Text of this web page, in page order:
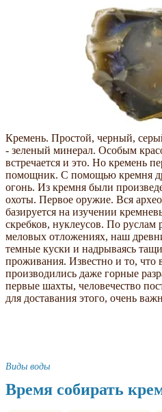
Кремень. Простой, черный,
- зеленый минерал. Особым
встречается и это. Но кремень
помощник. С помощью кремня
огонь. Из кремня были
охоты. Первое оружие. Вся
базируется на изучении
скребков, нуклеусов. По руслам
меловых отложениях, наш
темные куски и надрываясь
проживания. Известно и то, что
производились даже горные
первые шахты, человечество
для доставания этого, очень
Виды воды
Время собирать